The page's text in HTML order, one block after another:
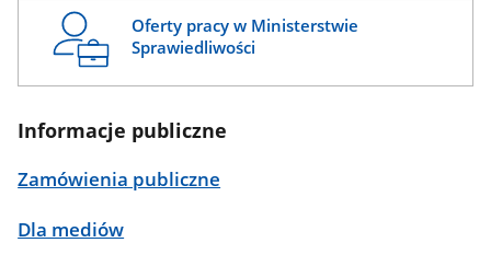
Oferty pracy w Ministerstwie
Sprawiedliwości
Informacje publiczne
Zamówienia publiczne
Dla mediów